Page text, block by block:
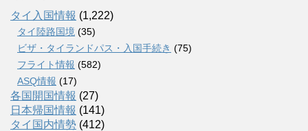
タイ入国情報 (1,222)
タイ陸路国境 (35)
ビザ・タイランドパス・入国手続き (75)
フライト情報 (582)
ASQ情報 (17)
各国開国情報 (27)
日本帰国情報 (141)
タイ国内情勢 (412)